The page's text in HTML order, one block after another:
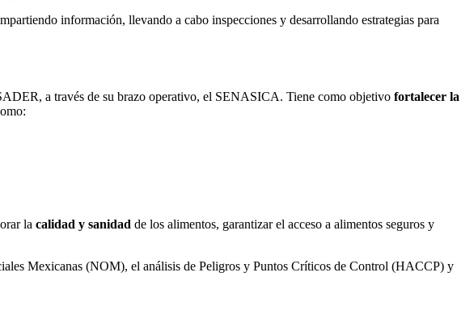
información, llevando a cabo inspecciones y desarrollando estrategias para
a través de su brazo operativo, el SENASICA. Tiene como objetivo fortalecer la
la calidad y sanidad de los alimentos, garantizar el acceso a alimentos seguros y
Mexicanas (NOM), el análisis de Peligros y Puntos Críticos de Control (HACCP) y